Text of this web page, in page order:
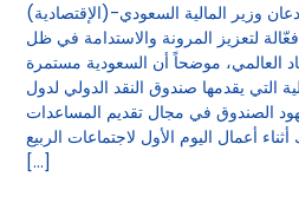
(الإقتصادية)-19/04/2024أكد محمد الجدعان وزير المالية السعودي
لتعزيز المرونة والاستدامة في ظل
العالمي، موضحاً أن السعودية مستمرة
التي يقدمها صندوق النقد الدولي لدول
الصندوق في مجال تقديم المساعدات
أعمال اليوم الأول لاجتماعات الربيع
[…]